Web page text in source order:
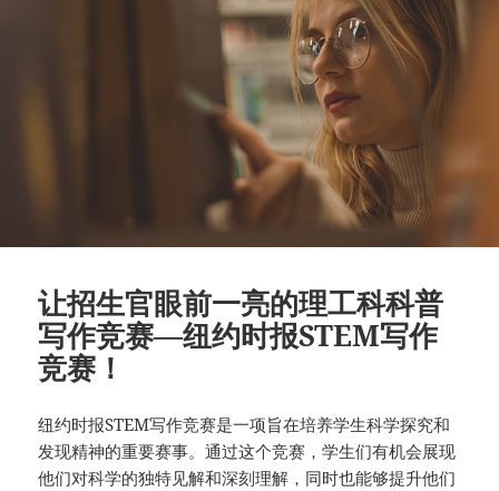
让招生官眼前一亮的理工科科普
写作竞赛—纽约时报STEM写作
竞赛！
纽约时报STEM写作竞赛是一项旨在培养学生科学探究和
发现精神的重要赛事。通过这个竞赛，学生们有机会展现
他们对科学的独特见解和深刻理解，同时也能够提升他们